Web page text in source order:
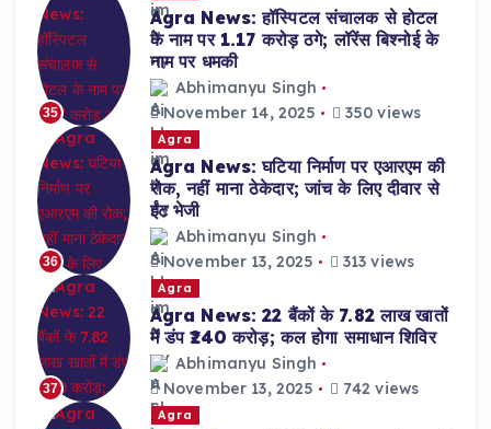
35
Agra News: हॉस्पिटल संचालक से होटल
के नाम पर 1.17 करोड़ ठगे; लॉरेंस बिश्नोई के
नाम पर धमकी
Abhimanyu Singh
November 14, 2025
350 views
36
Agra
Agra News: घटिया निर्माण पर एआरएम की
रोक, नहीं माना ठेकेदार; जांच के लिए दीवार से
ईंट भेजी
Abhimanyu Singh
November 13, 2025
313 views
37
Agra
Agra News: 22 बैंकों के 7.82 लाख खातों
में डंप ₹240 करोड़; कल होगा समाधान शिविर
Abhimanyu Singh
November 13, 2025
742 views
Agra